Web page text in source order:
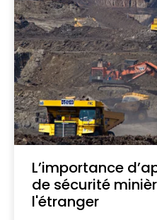
L’importance
de sécurité
l'étranger